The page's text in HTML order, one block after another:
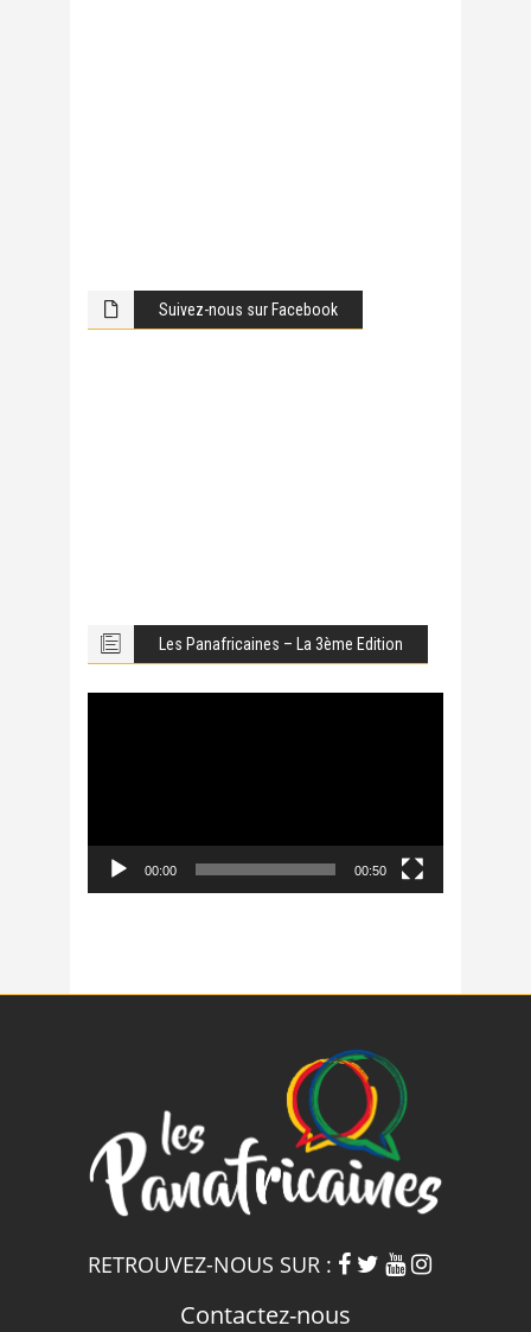
Suivez-nous sur Facebook
Les Panafricaines – La 3ème Edition
00:00 00:50
RETROUVEZ-NOUS SUR :
Contactez-nous